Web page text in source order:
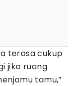
terasa cukup
jika ruang
tamu,”